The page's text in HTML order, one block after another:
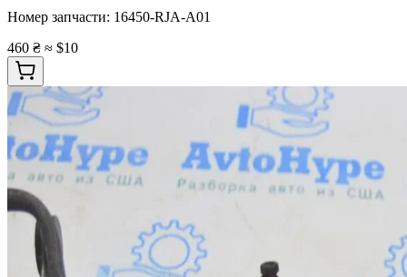
Номер запчасти: 16450-RJA-A01
460 ₴ ≈ $10